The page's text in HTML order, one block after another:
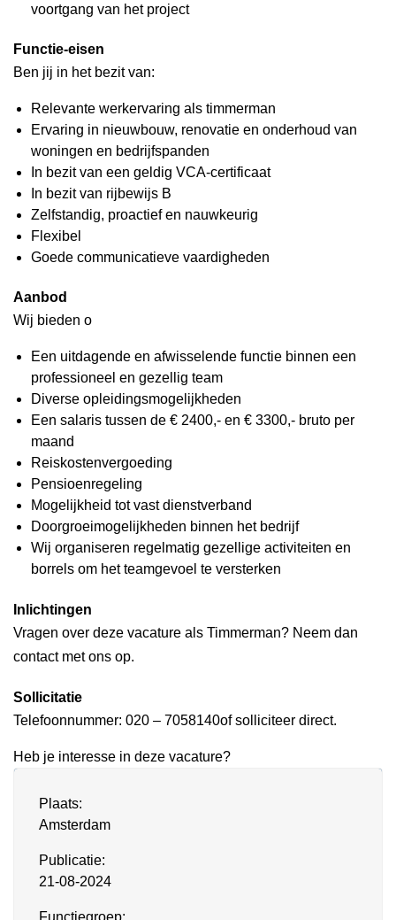
voortgang van het project
Functie-eisen
Ben jij in het bezit van:
Relevante werkervaring als timmerman
Ervaring in nieuwbouw, renovatie en onderhoud van
woningen en bedrijfspanden
In bezit van een geldig VCA-certificaat
In bezit van rijbewijs B
Zelfstandig, proactief en nauwkeurig
Flexibel
Goede communicatieve vaardigheden
Aanbod
Wij bieden o
Een uitdagende en afwisselende functie binnen een
professioneel en gezellig team
Diverse opleidingsmogelijkheden
Een salaris tussen de € 2400,- en € 3300,- bruto per
maand
Reiskostenvergoeding
Pensioenregeling
Mogelijkheid tot vast dienstverband
Doorgroeimogelijkheden binnen het bedrijf
Wij organiseren regelmatig gezellige activiteiten en
borrels om het teamgevoel te versterken
Inlichtingen
Vragen over deze vacature als Timmerman? Neem dan
contact met ons op.
Sollicitatie
Telefoonnummer: 020 – 7058140of solliciteer direct.
Heb je interesse in deze vacature?
Plaats:
Amsterdam
Publicatie:
21-08-2024
Functiegroep: